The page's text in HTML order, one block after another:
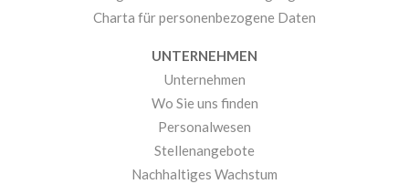
Charta für personenbezogene Daten
UNTERNEHMEN
Unternehmen
Wo Sie uns finden
Personalwesen
Stellenangebote
Nachhaltiges Wachstum